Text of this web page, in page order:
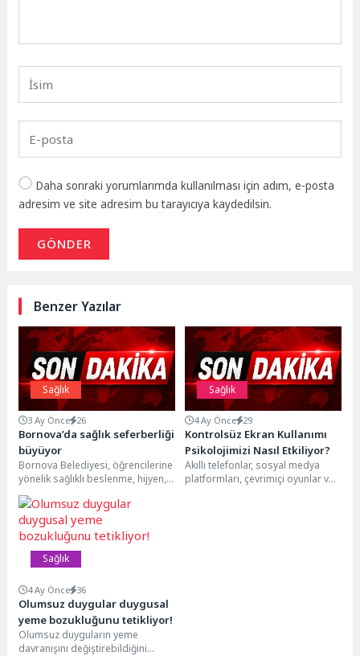
Daha sonraki yorumlarımda kullanılması için adım, e-posta
adresim ve site adresim bu tarayıcıya kaydedilsin.
GÖNDER
Benzer Yazılar
Sağlık
3 Ay Önce 26
Bornova’da sağlık seferberliği
büyüyor
Bornova Belediyesi, öğrencilerine
yönelik sağlıklı beslenme, hijyen,
ağız-diş sağlığı ve ilk yardım
konularında eğitimler düzenliyor....
Sağlık
4 Ay Önce 29
Kontrolsüz Ekran Kullanımı
Psikolojimizi Nasıl Etkiliyor?
Akıllı telefonlar, sosyal medya
platformları, çevrimiçi oyunlar ve
Sağlık
4 Ay Önce 36
Olumsuz duygular duygusal
yeme bozukluğunu tetikliyor!
Olumsuz duyguların yeme
davranışını değiştirebildiğini